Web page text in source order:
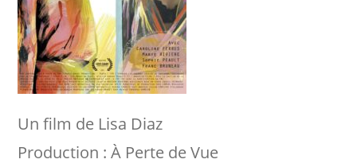
Un film de Lisa Diaz
Production : À Perte de Vue